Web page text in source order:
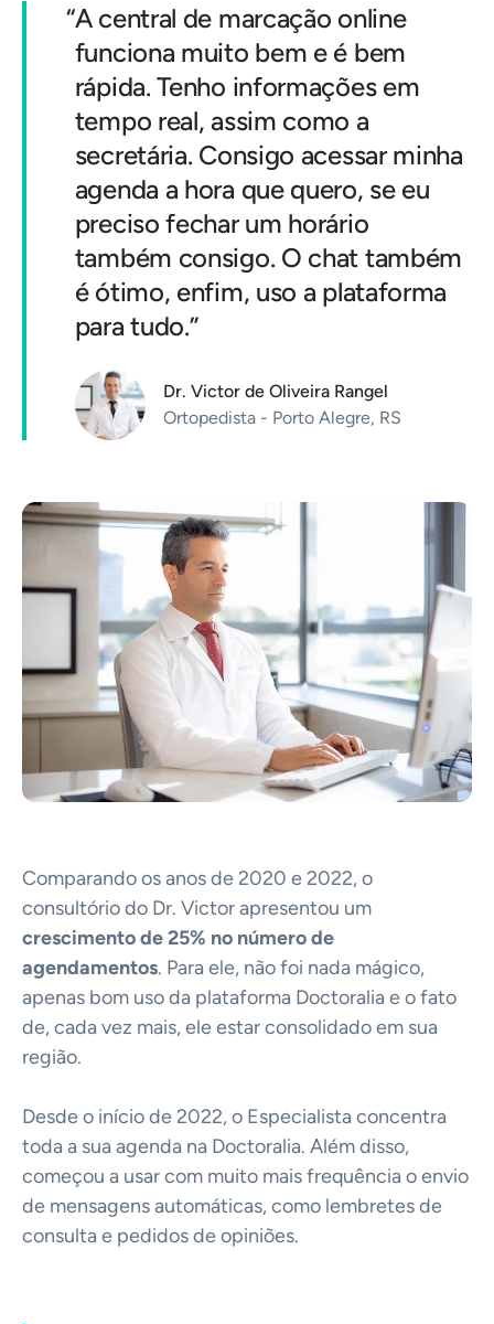
“A central de marcação online
funciona muito bem e é bem
rápida. Tenho informações em
tempo real, assim como a
secretária. Consigo acessar minha
agenda a hora que quero, se eu
preciso fechar um horário
também consigo. O chat também
é ótimo, enfim, uso a plataforma
para tudo.”
Dr. Victor de Oliveira Rangel
Ortopedista - Porto Alegre, RS
Comparando os anos de 2020 e 2022, o
consultório do Dr. Victor apresentou um
crescimento de 25% no número de
agendamentos. Para ele, não foi nada mágico,
apenas bom uso da plataforma Doctoralia e o fato
de, cada vez mais, ele estar consolidado em sua
região.
Desde o início de 2022, o Especialista concentra
toda a sua agenda na Doctoralia. Além disso,
começou a usar com muito mais frequência o envio
de mensagens automáticas, como lembretes de
consulta e pedidos de opiniões.